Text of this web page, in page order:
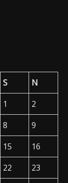
S
N
1
2
8
9
15
16
22
23